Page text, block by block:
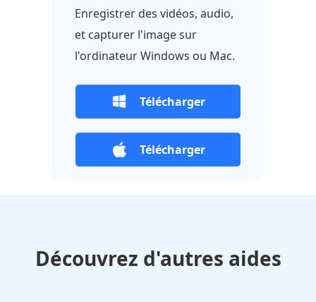
Enregistrer des vidéos, audio,
et capturer l'image sur
l'ordinateur Windows ou Mac.
Télécharger
Télécharger
Découvrez d'autres aides